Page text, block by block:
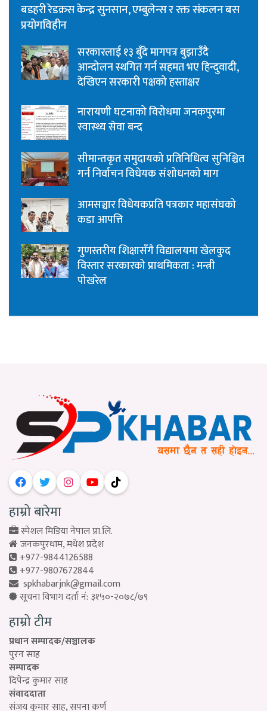
बडहरी रेडक्रस केन्द्र सुनसान, एम्बुलेन्स र रक्त संकलन बस
प्रयोगविहीन
सरकारलाई १३ बुँदे मागपत्र बुझाउँदै
आन्दोलन स्थगित गर्न सहमत भए हिन्दुवादी,
देखिएन सरकारी पक्षको हस्ताक्षर
नारायणी घटनाको विरोधमा जनकपुरमा
स्वास्थ्य सेवा बन्द
सीमान्तकृत समुदायको प्रतिनिधित्व सुनिश्चित
गर्न निर्वाचन विधेयक संशोधनको माग
आमसञ्चार विधेयकप्रति पत्रकार महासंघको
कडा आपत्ति
गुणस्तरीय शिक्षासँगै विद्यालयमा खेलकुद
विस्तार सरकारको प्राथमिकता : मन्त्री
पोखरेल
हाम्रो बारेमा
स्पेशल मिडिया नेपाल प्रा.लि.
जनकपुरधाम, मधेश प्रदेश
+977-9844126588
+977-9807672844
spkhabarjnk@gmail.com
सूचना विभाग दर्ता नं: ३१५०-२०७८/७९
हाम्रो टीम
प्रधान सम्पादक/सञ्चालक
पुरन साह
सम्पादक
दिपेन्द्र कुमार साह
संवाददाता
संजय कुमार साह, सपना कर्ण